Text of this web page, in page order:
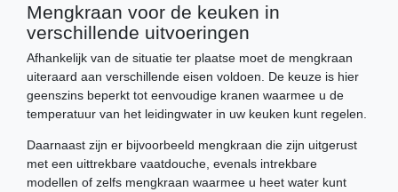
Mengkraan voor de keuken in
verschillende uitvoeringen
Afhankelijk van de situatie ter plaatse moet de mengkraan
uiteraard aan verschillende eisen voldoen. De keuze is hier
geenszins beperkt tot eenvoudige kranen waarmee u de
temperatuur van het leidingwater in uw keuken kunt regelen.
Daarnaast zijn er bijvoorbeeld mengkraan die zijn uitgerust
met een uittrekbare vaatdouche, evenals intrekbare
modellen of zelfs mengkraan waarmee u heet water kunt